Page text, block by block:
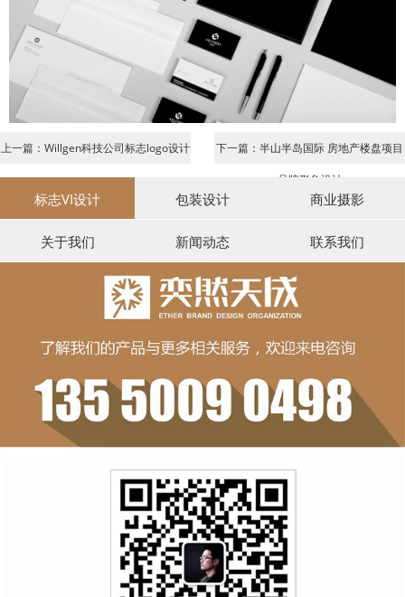
上一篇：Willgen科技公司标志logo设计 下一篇：半山半岛国际 房地产楼盘项目
品牌形象设计
标志VI设计 包装设计 商业摄影
关于我们 新闻动态 联系我们